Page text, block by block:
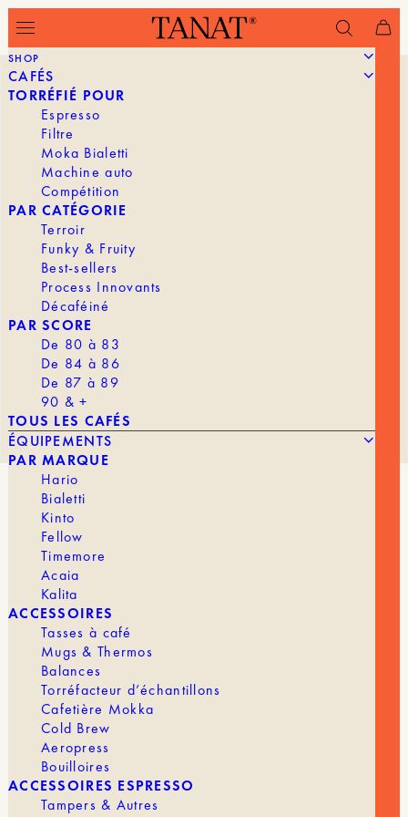
SHOP
CAFÉS
TORRÉFIÉ POUR
Espresso
Filtre
Moka Bialetti
Machine auto
Compétition
PAR CATÉGORIE
Terroir
Funky & Fruity
Best-sellers
Process Innovants
Décaféiné
PAR SCORE
De 80 à 83
De 84 à 86
De 87 à 89
90 & +
TOUS LES CAFÉS
ÉQUIPEMENTS
PAR MARQUE
Hario
Bialetti
Kinto
Fellow
Timemore
Acaia
Kalita
ACCESSOIRES
Tasses à café
Mugs & Thermos
Balances
Torréfacteur d’échantillons
Cafetière Mokka
Cold Brew
Aeropress
Bouilloires
ACCESSOIRES ESPRESSO
Tampers & Autres
NEXTLEVEL – MINI PULSAR BREWER
– BLACK
57,90€
Découvrez leNextLevel Mini PULSAR
compacte et optimisée du célèbre dripper
révolutionnaire “zéro bypass”.
Conçu pour les passionnés et les puristes du café
de spécialité, le Mini Pulsar vous offre un contrôle
absolu sur chaque étape de votre extraction. Que